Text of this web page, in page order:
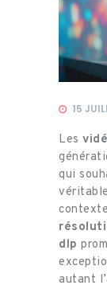
15
Les
qui
dlp
autant